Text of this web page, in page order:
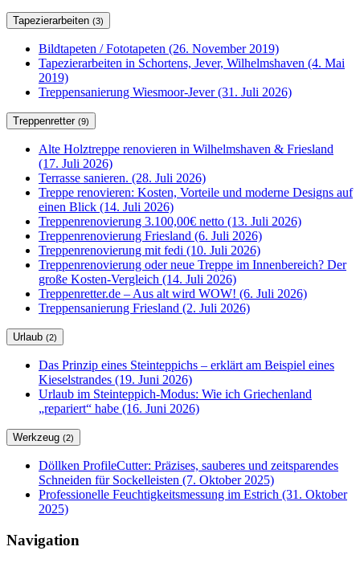
Tapezierarbeiten (3)
Bildtapeten / Fototapeten (26. November 2019)
Tapezierarbeiten in Schortens, Jever, Wilhelmshaven (4. Mai
2019)
Treppensanierung Wiesmoor-Jever (31. Juli 2026)
Treppenretter (9)
Alte Holztreppe renovieren in Wilhelmshaven & Friesland
(17. Juli 2026)
Terrasse sanieren. (28. Juli 2026)
Treppe renovieren: Kosten, Vorteile und moderne Designs auf
einen Blick (14. Juli 2026)
Treppenrenovierung 3.100,00€ netto (13. Juli 2026)
Treppenrenovierung Friesland (6. Juli 2026)
Treppenrenovierung mit fedi (10. Juli 2026)
Treppenrenovierung oder neue Treppe im Innenbereich? Der
große Kosten-Vergleich (14. Juli 2026)
Treppenretter.de – Aus alt wird WOW! (6. Juli 2026)
Treppensanierung Friesland (2. Juli 2026)
Urlaub (2)
Das Prinzip eines Steinteppichs – erklärt am Beispiel eines
Kieselstrandes (19. Juni 2026)
Urlaub im Steinteppich-Modus: Wie ich Griechenland
„repariert“ habe (16. Juni 2026)
Werkzeug (2)
Döllken ProfileCutter: Präzises, sauberes und zeitsparendes
Schneiden für Sockelleisten (7. Oktober 2025)
Professionelle Feuchtigkeitsmessung im Estrich (31. Oktober
2025)
Navigation